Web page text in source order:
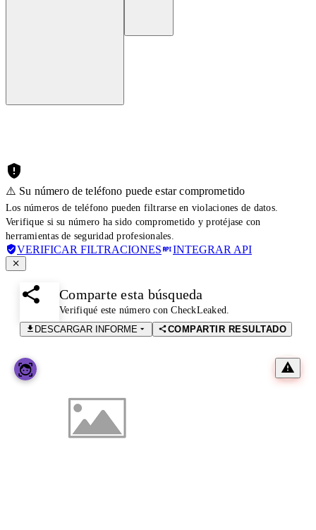
⚠️ Su número de teléfono puede estar comprometido
Los números de teléfono pueden filtrarse en violaciones de datos.
Verifique si su número ha sido comprometido y protéjase con
herramientas de seguridad profesionales.
VERIFICAR FILTRACIONES INTEGRAR API
Comparte esta búsqueda
Verifiqué este número con CheckLeaked.
DESCARGAR INFORME
COMPARTIR RESULTADO